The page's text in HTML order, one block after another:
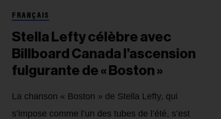
FRANÇAIS
Stella Lefty célèbre avec
Billboard Canada l’ascension
fulgurante de « Boston »
La chanson « Boston » de Stella Lefty, qui
s’impose comme l’un des tubes de l’été, s’est